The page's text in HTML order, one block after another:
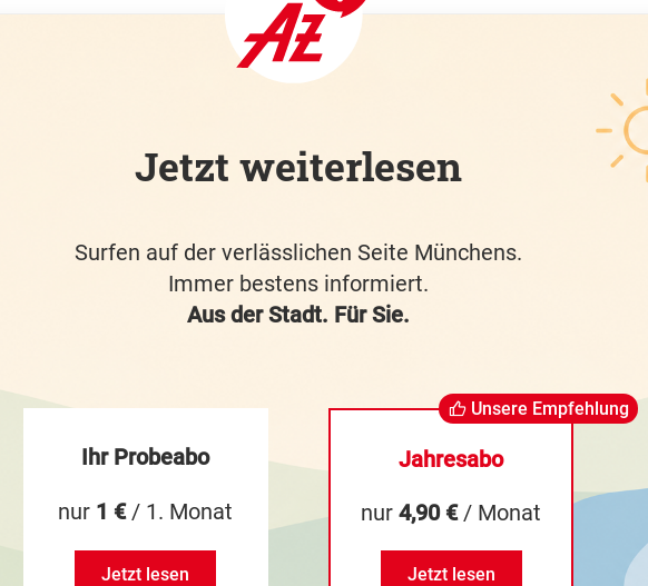
Jetzt weiterlesen
Surfen auf der verlässlichen Seite Münchens.
Immer bestens informiert.
Aus der Stadt. Für Sie.
Ihr Probeabo
nur 1 €/ 1. Monat
Jetzt lesen
Unsere Empfehlung
Jahresabo
nur4,90 €/ Monat
Jetzt lesen